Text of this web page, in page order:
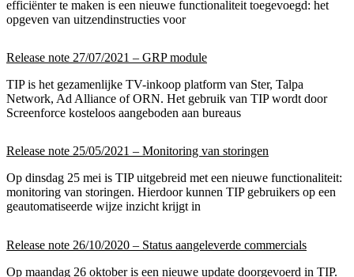
efficiënter te maken is een nieuwe functionaliteit toegevoegd: het
opgeven van uitzendinstructies voor
Release note 27/07/2021 – GRP module
TIP is het gezamenlijke TV-inkoop platform van Ster, Talpa
Network, Ad Alliance of ORN. Het gebruik van TIP wordt door
Screenforce kosteloos aangeboden aan bureaus
Release note 25/05/2021 – Monitoring van storingen
Op dinsdag 25 mei is TIP uitgebreid met een nieuwe functionaliteit:
monitoring van storingen. Hierdoor kunnen TIP gebruikers op een
geautomatiseerde wijze inzicht krijgt in
Release note 26/10/2020 – Status aangeleverde commercials
Op maandag 26 oktober is een nieuwe update doorgevoerd in TIP.